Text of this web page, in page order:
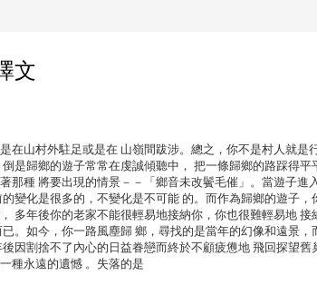
文
在山村外駐足或是在 山嶺間跋涉。總之，你不是村人就
是歸鄉的遊子常常在虔誠傾聽中， 把一條歸鄉的路踩得
那種 將要出現的情景－－「鄉音未改鬢毛催」。當遊子
變化是很多的，不變化是不可能 的。而作為歸鄉的遊子
多年後你的老家不能很輕易地接納你，你也很難輕易地
。如今，你一路風塵歸 鄉，尋找的是當年的幻像和遠景
因割捨不了內心的日益眷戀而終於不顧疲憊地 飛回探望
種永遠的遺憾 。失落的是